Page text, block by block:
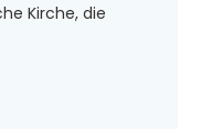
Kirche, die